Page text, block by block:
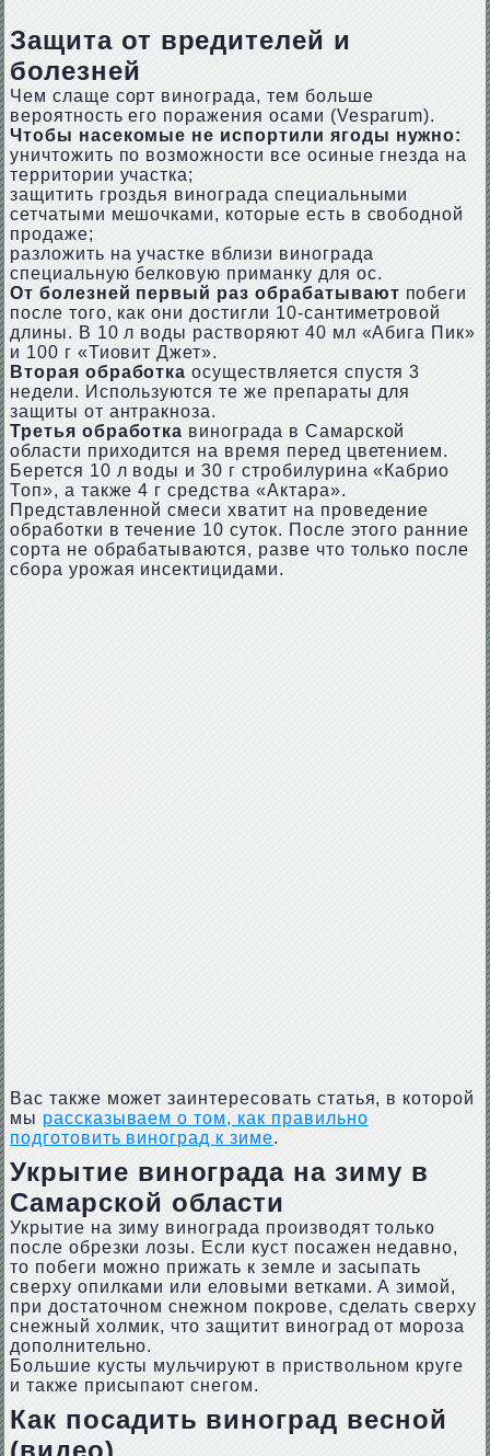
Защита от вредителей и
болезней
Чем слаще сорт винограда, тем больше
вероятность его поражения осами (Vesparum).
Чтобы насекомые не испортили ягоды нужно:
уничтожить по возможности все осиные гнезда на
территории участка;
защитить гроздья винограда специальными
сетчатыми мешочками, которые есть в свободной
продаже;
разложить на участке вблизи винограда
специальную белковую приманку для ос.
От болезней первый раз обрабатывают побеги
после того, как они достигли 10-сантиметровой
длины. В 10 л воды растворяют 40 мл «Абига Пик»
и 100 г «Тиовит Джет».
Вторая обработка осуществляется спустя 3
недели. Используются те же препараты для
защиты от антракноза.
Третья обработка винограда в Самарской
области приходится на время перед цветением.
Берется 10 л воды и 30 г стробилурина «Кабрио
Топ», а также 4 г средства «Актара».
Представленной смеси хватит на проведение
обработки в течение 10 суток. После этого ранние
сорта не обрабатываются, разве что только после
сбора урожая инсектицидами.
Вас также может заинтересовать статья, в которой
мы рассказываем о том, как правильно
подготовить виноград к зиме.
Укрытие винограда на зиму в
Самарской области
Укрытие на зиму винограда производят только
после обрезки лозы. Если куст посажен недавно,
то побеги можно прижать к земле и засыпать
сверху опилками или еловыми ветками. А зимой,
при достаточном снежном покрове, сделать сверху
снежный холмик, что защитит виноград от мороза
дополнительно.
Большие кусты мульчируют в приствольном круге
и также присыпают снегом.
Как посадить виноград весной
(видео)